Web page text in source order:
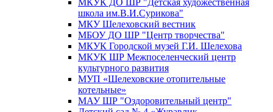
школа им.В.И.Сурикова"
МКУ Шелеховский вестник
МБОУ ДО ШР "Центр творчества"
МКУК Городской музей Г.И. Шелехова
МКУК ШР Межпоселенческий центр
культурного развития
МУП «Шелеховские отопительные
котельные»
МАУ ШР "Оздоровительный центр"